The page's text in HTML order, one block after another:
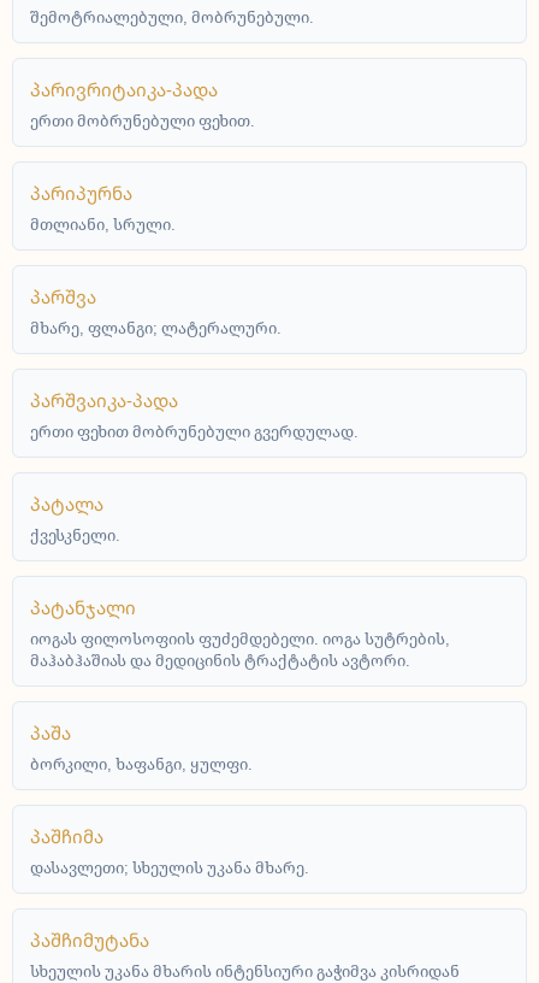
შემოტრიალებული, მობრუნებული.
პარივრიტაიკა-პადა
ერთი მობრუნებული ფეხით.
პარიპურნა
მთლიანი, სრული.
პარშვა
მხარე, ფლანგი; ლატერალური.
პარშვაიკა-პადა
ერთი ფეხით მობრუნებული გვერდულად.
პატალა
ქვესკნელი.
პატანჯალი
იოგას ფილოსოფიის ფუძემდებელი. იოგა სუტრების,
მაჰაბჰაშიას და მედიცინის ტრაქტატის ავტორი.
პაშა
ბორკილი, ხაფანგი, ყულფი.
პაშჩიმა
დასავლეთი; სხეულის უკანა მხარე.
პაშჩიმუტანა
სხეულის უკანა მხარის ინტენსიური გაჭიმვა კისრიდან